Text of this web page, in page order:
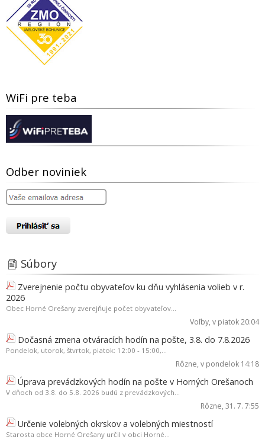
WiFi pre teba
Odber noviniek
Súbory
Zverejnenie počtu obyvateľov ku dňu vyhlásenia volieb v r.
2026
Obec Horné Orešany zverejňuje počet obyvateľov...
Voľby, v piatok 20:04
Dočasná zmena otváracích hodín na pošte, 3.8. do 7.8.2026
Pondelok, utorok, štvrtok, piatok: 12:00 - 15:00,...
Rôzne, v pondelok 14:18
Úprava prevádzkových hodín na pošte v Horných Orešanoch
V dňoch od 3.8. do 5.8. 2026 budú z prevádzkových...
Rôzne, 31. 7. 7:55
Určenie volebných okrskov a volebných miestností
Starosta obce Horné Orešany určil v obci Horné...